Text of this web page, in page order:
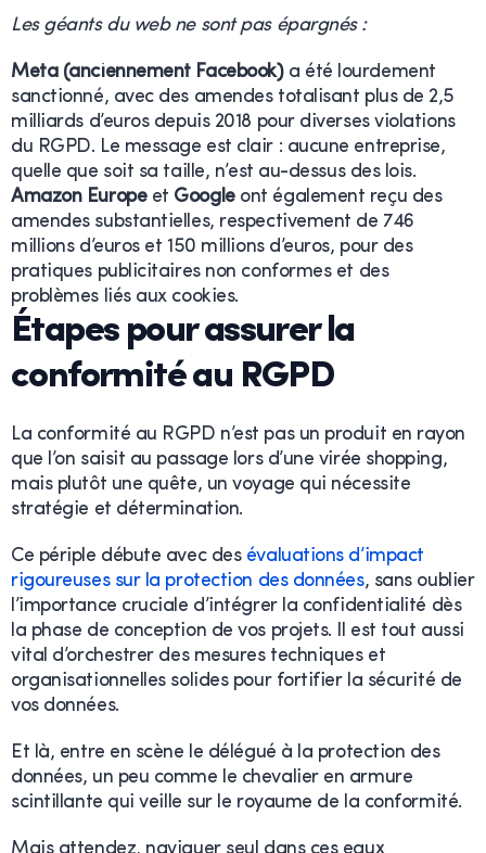
Les géants du web ne sont pas épargnés :
Meta (anciennement Facebook)a été lourdement
sanctionné, avec des amendes totalisant plus de 2,5
milliards d’euros depuis 2018 pour diverses violations
du RGPD. Le message est clair : aucune entreprise,
quelle que soit sa taille, n’est au-dessus des lois.
Amazon Europeet Googleont également reçu des
amendes substantielles, respectivement de 746
millions d’euros et 150 millions d’euros, pour des
pratiques publicitaires non conformes et des
problèmes liés aux cookies.
Étapes pour assurer la
conformité au RGPD
La conformité au RGPD n’est pas un produit en rayon
que l’on saisit au passage lors d’une virée shopping,
mais plutôt une quête, un voyage qui nécessite
stratégie et détermination.
Ce périple débute avec des évaluations d’impact
rigoureuses sur la protection des données, sans oublier
l’importance cruciale d’intégrer la confidentialité dès
la phase de conception de vos projets. Il est tout aussi
vital d’orchestrer des mesures techniques et
organisationnelles solides pour fortifier la sécurité de
vos données.
Et là, entre en scène le délégué à la protection des
données, un peu comme le chevalier en armure
scintillante qui veille sur le royaume de la conformité.